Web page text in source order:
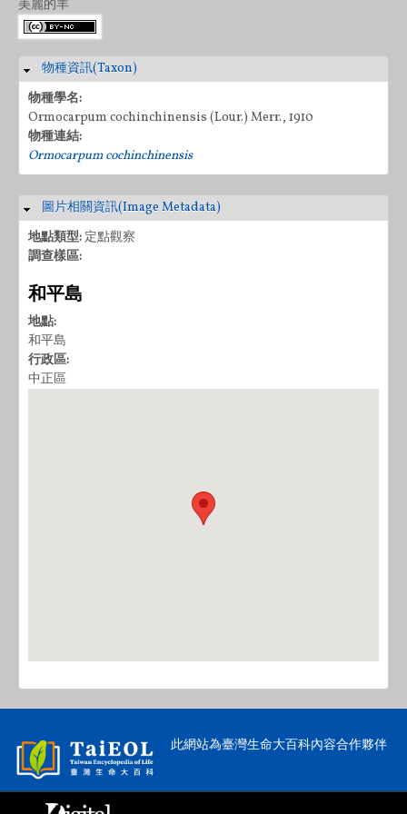
美麗的羊
隱藏
物種資訊(Taxon)
物種學名:
Ormocarpum cochinchinensis (Lour.) Merr., 1910
物種連結:
Ormocarpum cochinchinensis
隱藏
圖片相關資訊(Image Metadata)
地點類型:定點觀察
調查樣區:
和平島
地點:
和平島
行政區:
中正區
此網站為臺灣生命大百科內容合作夥伴